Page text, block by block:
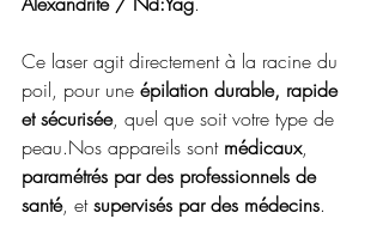
Ce laser agit directement à la racine du
poil, pour une épilation durable, rapide
et sécurisée, quel que soit votre type de
peau.Nos appareils sont médicaux,
paramétrés par des professionnels de
santé, et supervisés par des médecins.